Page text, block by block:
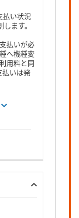
払い状況
ます。
払いが必
へ機種変
用料と同
払いは発